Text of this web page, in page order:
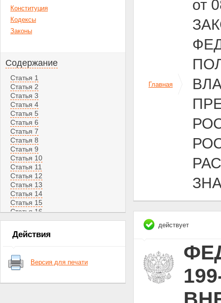
Конституция
Кодексы
Законы
Содержание
Статья 1
Статья 2
Статья 3
Статья 4
Статья 5
Статья 6
Статья 7
Статья 8
Статья 9
Статья 10
Статья 11
Статья 12
Статья 13
Статья 14
Статья 15
Статья 16
Статья 17
Статья 18
Статья 19
Статья 21
Статья 22
Действия
Версия для печати
Главная
от
действует